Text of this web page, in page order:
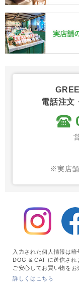
電話注文
※実店
入力された個人情報は
DOG & CAT に送信され
ご安心してお買い物をお
詳しくはこちら